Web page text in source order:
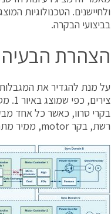
ולחיישנים. הטכנולוגיות
בביצועי הבקרה.
הצהרת הבעיה
על מנת להגדיר את
רשת, בקר motor, ממיר מתח ומנוע/מקודד.